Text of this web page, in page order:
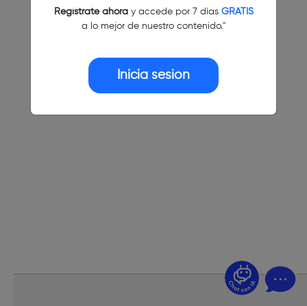
Regístrate ahoray accede por 7 días GRATIS
a lo mejor de nuestro contenido."
Inicia sesión